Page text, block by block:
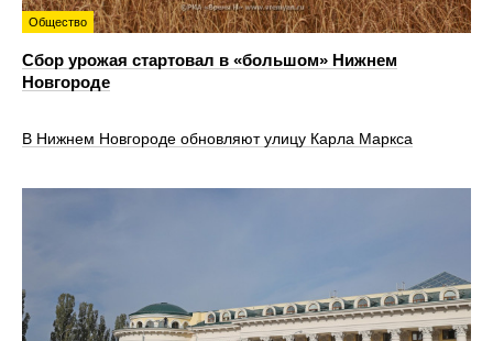
Общество
Сбор урожая стартовал в «большом» Нижнем
Новгороде
В Нижнем Новгороде обновляют улицу Карла Маркса